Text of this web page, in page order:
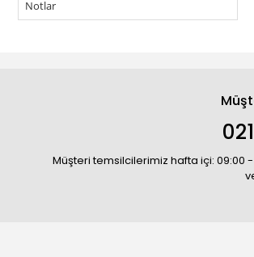
Notlar
Müşteri temsilcilerimiz hafta içi: 09:00 -